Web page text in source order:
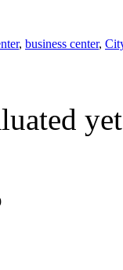
, business center,
yet